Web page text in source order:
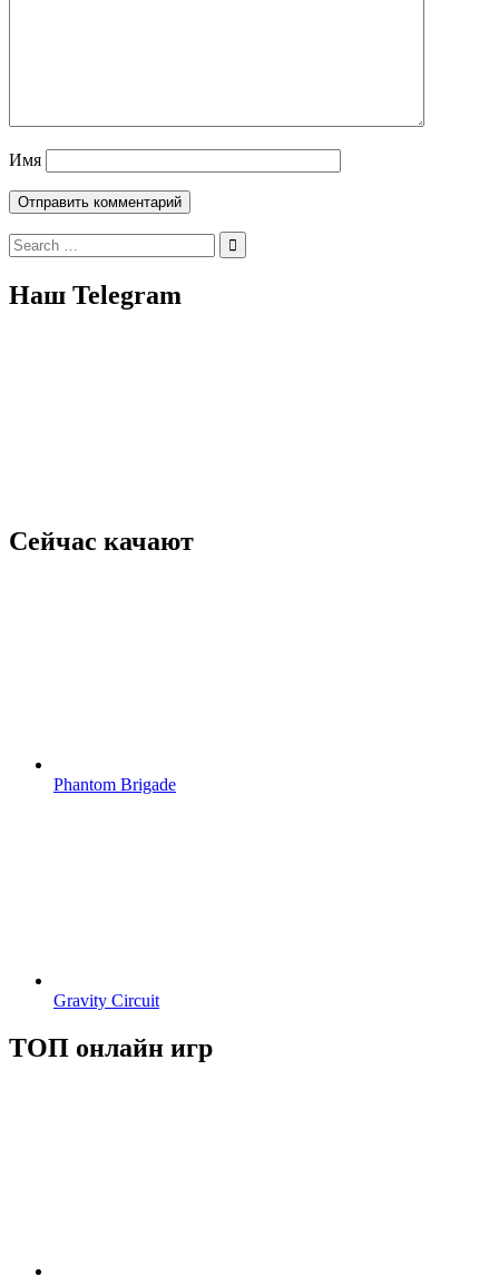
Имя
Search
for:
Наш Telegram
Сейчас качают
Phantom Brigade
Gravity Circuit
ТОП онлайн игр